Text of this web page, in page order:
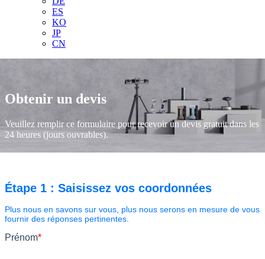
ES
KO
JP
CN
Obtenir un devis
Veuillez remplir ce formulaire pour recevoir un devis gratuit dans les
24 heures (jours ouvrables).